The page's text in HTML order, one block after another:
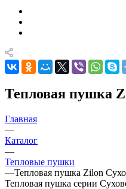
Тепловая пушка
Главная
—
Каталог
—
Тепловые пушки
—Тепловая пушка Zilon
Тепловая пушка серии